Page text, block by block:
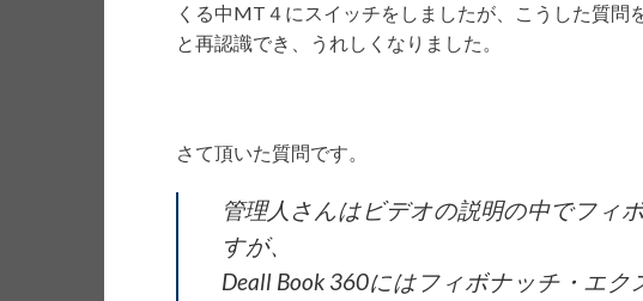
くる中MT４にスイッチをしましたが、こうした質
と再認識でき、うれしくなりました。
さて頂いた質問です。
管理人さんはビデオの説明の中でフィ
すが、
Deall Book 360にはフィボナッチ・エ